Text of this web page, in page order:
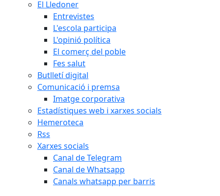
El Lledoner
Entrevistes
L'escola participa
L'opinió política
El comerç del poble
Fes salut
Butlletí digital
Comunicació i premsa
Imatge corporativa
Estadístiques web i xarxes socials
Hemeroteca
Rss
Xarxes socials
Canal de Telegram
Canal de Whatsapp
Canals whatsapp per barris